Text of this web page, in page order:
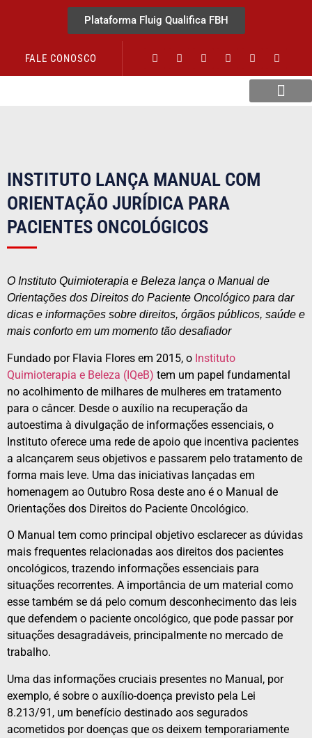
Plataforma Fluig Qualifica FBH
FALE CONOSCO
INSTITUTO LANÇA MANUAL COM
ORIENTAÇÃO JURÍDICA PARA
PACIENTES ONCOLÓGICOS
O Instituto Quimioterapia e Beleza lança o Manual de
Orientações dos Direitos do Paciente Oncológico para dar
dicas e informações sobre direitos, órgãos públicos, saúde e
mais conforto em um momento tão desafiador
Fundado por Flavia Flores em 2015, o Instituto
Quimioterapia e Beleza (IQeB) tem um papel fundamental
no acolhimento de milhares de mulheres em tratamento
para o câncer. Desde o auxílio na recuperação da
autoestima à divulgação de informações essenciais, o
Instituto oferece uma rede de apoio que incentiva pacientes
a alcançarem seus objetivos e passarem pelo tratamento de
forma mais leve. Uma das iniciativas lançadas em
homenagem ao Outubro Rosa deste ano é o Manual de
Orientações dos Direitos do Paciente Oncológico.
O Manual tem como principal objetivo esclarecer as dúvidas
mais frequentes relacionadas aos direitos dos pacientes
oncológicos, trazendo informações essenciais para
situações recorrentes. A importância de um material como
esse também se dá pelo comum desconhecimento das leis
que defendem o paciente oncológico, que pode passar por
situações desagradáveis, principalmente no mercado de
trabalho.
Uma das informações cruciais presentes no Manual, por
exemplo, é sobre o auxílio-doença previsto pela Lei
8.213/91, um benefício destinado aos segurados
acometidos por doenças que os deixem temporariamente